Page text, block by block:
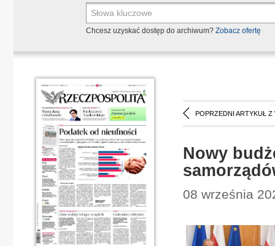
Chcesz uzyskać dostęp do archiwum? Zobacz ofertę
POPRZEDNI ARTYKUŁ Z
Nowy
08 września